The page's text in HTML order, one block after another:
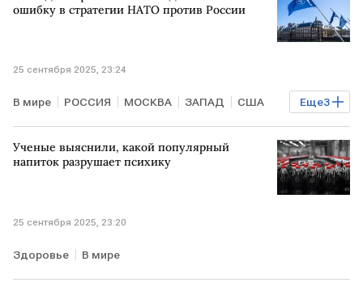
ошибку в стратегии НАТО против России
25 сентября 2025, 23:24
Еще3
В мире РОССИЯ МОСКВА ЗАПАД США
Владимир Путин Такер Карлсон НАТО
Ученые выяснили, какой популярный
напиток разрушает психику
25 сентября 2025, 23:20
Здоровье В мире